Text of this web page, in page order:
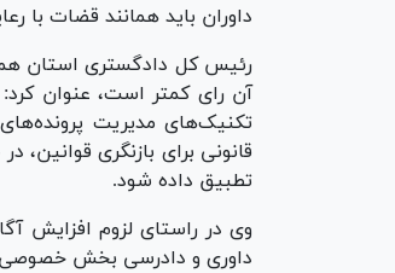
داوران باید همانند قضات با
رئیس کل دادگستری استان
آن رای کمتر است، عنوان
تکنیک‌های مدیریت
قانونی برای بازنگری قوانین،
تطبیق داده شود.
وی در راستای لزوم افزایش
داوری و دادرسی بخش خصوصی